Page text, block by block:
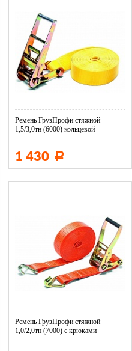
Ремень ГрузПрофи стяжной
1,5/3,0тн (6000) кольцевой
1 430 Р
Ремень ГрузПрофи стяжной
1,0/2,0тн (7000) с крюками